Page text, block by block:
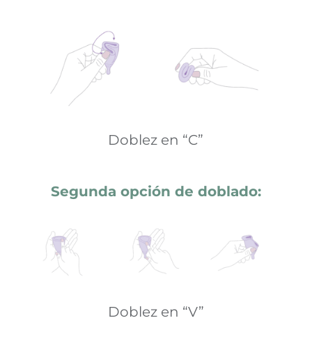
Doblez en “C”
Segunda opción de doblado:
Doblez en “V”